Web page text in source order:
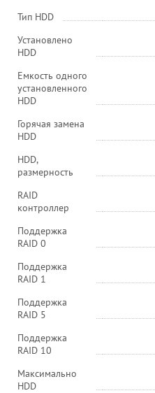
Тип HDD
Установлено
HDD
Емкость одного
установленного
HDD
Горячая замена
HDD
HDD,
размерность
RAID
контроллер
Поддержка
RAID 0
Поддержка
RAID 1
Поддержка
RAID 5
Поддержка
RAID 10
Максимально
HDD